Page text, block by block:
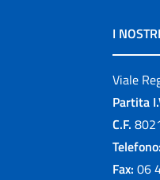
I
Viale
Partita
C.F.
Telefono:
Fax: 06